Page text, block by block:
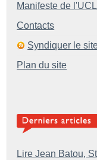
Manifeste de l'UCL
Contacts
Syndiquer le
Plan du site
Lire Jean Batou,